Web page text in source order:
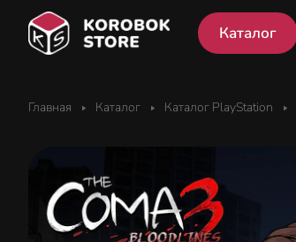
Каталог
Главная Каталог Каталог PlayStation